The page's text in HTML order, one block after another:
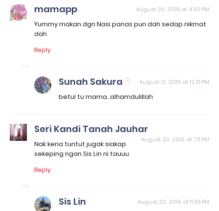
mamapp August 20, 2019 at 4:30 PM
Yummy makan dgn Nasi panas pun dah sedap nikmat
dah
Reply
Sunah Sakura August 21, 2019 at 12:21 PM
betul tu mama..alhamdulillah
Seri Kandi Tanah Jauhar
August 20, 2019 at 7:11 PM
Nak kena tuntut jugak siakap
sekeping ngan Sis Lin ni tauuu
Reply
Sis Lin August 20, 2019 at 11:35 PM